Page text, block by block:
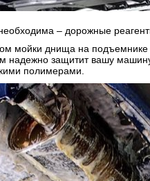
– дорожные
мойки днища на подъемнике
надежно защитит вашу
полимерами.